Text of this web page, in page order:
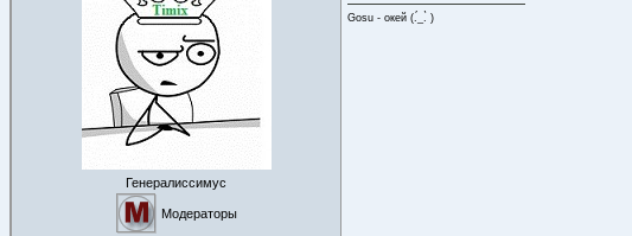
Генералиссимус
Модераторы
Gosu - окей (.́_.̀ )